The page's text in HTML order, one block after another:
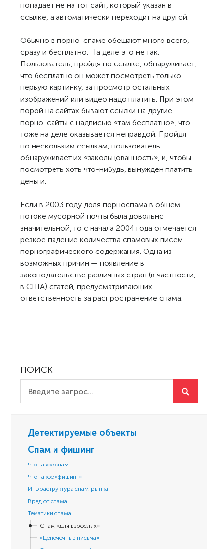
попадает не на тот сайт, который указан в
ссылке, а автоматически переходит на другой.
Обычно в порно-спаме обещают много всего,
сразу и бесплатно. На деле это не так.
Пользователь, пройдя по ссылке, обнаруживает,
что бесплатно он может посмотреть только
первую картинку, за просмотр остальных
изображений или видео надо платить. При этом
порой на сайтах бывают ссылки на другие
порно-сайты с надписью «там бесплатно», что
тоже на деле оказывается неправдой. Пройдя
по нескольким ссылкам, пользователь
обнаруживает их «закольцованность», и, чтобы
посмотреть хоть что-нибудь, вынужден платить
деньги.
Если в 2003 году доля порноспама в общем
потоке мусорной почты была довольно
значительной, то с начала 2004 года отмечается
резкое падение количества спамовых писем
порнографического содержания. Одна из
возможных причин — появление в
законодательстве различных стран (в частности,
в США) статей, предусматривающих
ответственность за распространение спама.
ПОИСК
Детектируемые объекты
Спам и фишинг
Что такое спам
Что такое «фишинг»
Инфраструктура спам-рынка
Вред от спама
Тематики спама
Спам «для взрослых»
«Цепочечные письма»